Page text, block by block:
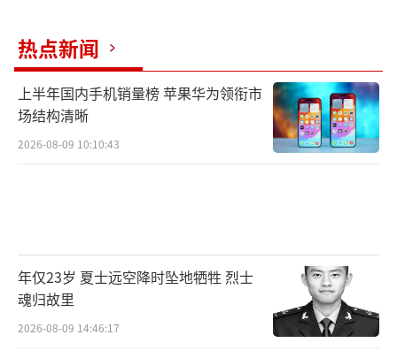
热点新闻
上半年国内手机销量榜 苹果华为领衔市
场结构清晰
2026-08-09 10:10:43
年仅23岁 夏士远空降时坠地牺牲 烈士
魂归故里
2026-08-09 14:46:17